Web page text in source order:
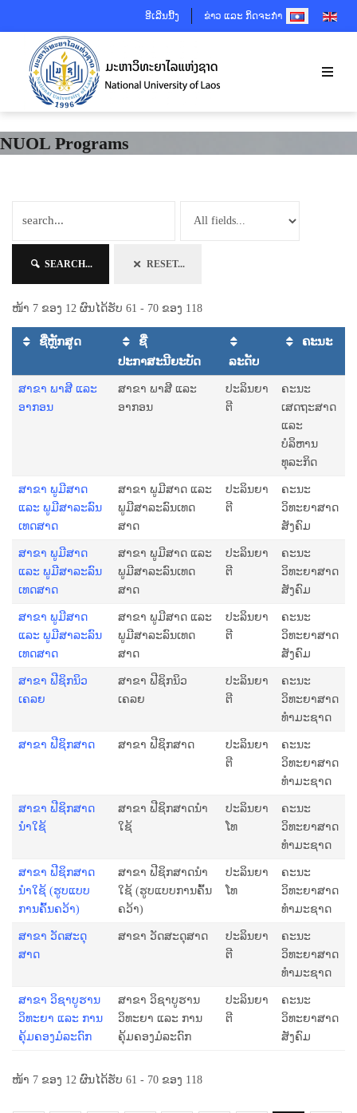
ອີເລີນນີ້ງ ຂ່າວ ແລະ ກິດຈະກຳSELECT YOUR
NUOL Programs
SEARCH... RESET...
ໜ້າ 7 ຂອງ 12 ຜົນໄດ້ຮັບ 61 - 70 ຂອງ 118
ຊື່ຫຼັກສູດ
ຊື່
ປະກາສະນີຍະບັດ
ລະດັບ
ຄະນະ
ສາຂາ ພາສີ ແລະ
ອາກອນ
ສາຂາ ພາສີ ແລະ
ອາກອນ
ປະລິນຍາ
ຕີ
ຄະນະ
ເສດຖະສາດ
ແລະ
ບໍລິຫານ
ທຸລະກິດ
ສາຂາ ພູມີສາດ
ແລະ ພູມີສາລະລົນ
ເທດສາດ
ສາຂາ ພູມີສາດ ແລະ
ພູມີສາລະລົນເທດ
ສາດ
ປະລິນຍາ
ຕີ
ຄະນະ
ວິທະຍາສາດ
ສັງຄົມ
ສາຂາ ພູມີສາດ
ແລະ ພູມີສາລະລົນ
ເທດສາດ
ສາຂາ ພູມີສາດ ແລະ
ພູມີສາລະລົນເທດ
ສາດ
ປະລິນຍາ
ຕີ
ຄະນະ
ວິທະຍາສາດ
ສັງຄົມ
ສາຂາ ພູມີສາດ
ແລະ ພູມີສາລະລົນ
ເທດສາດ
ສາຂາ ພູມີສາດ ແລະ
ພູມີສາລະລົນເທດ
ສາດ
ປະລິນຍາ
ຕີ
ຄະນະ
ວິທະຍາສາດ
ສັງຄົມ
ສາຂາ ຟີຊິກນິວ
ເຄລຍ
ສາຂາ ຟີຊິກນິວ
ເຄລຍ
ປະລິນຍາ
ຕີ
ຄະນະ
ວິທະຍາສາດ
ທຳມະຊາດ
ສາຂາ ຟີຊິກສາດ ສາຂາ ຟີຊິກສາດ
ປະລິນຍາ
ຕີ
ຄະນະ
ວິທະຍາສາດ
ທຳມະຊາດ
ສາຂາ ຟີຊິກສາດ
ນໍາໃຊ້
ສາຂາ ຟີຊິກສາດນໍາ
ໃຊ້
ປະລິນຍາ
ໂທ
ຄະນະ
ວິທະຍາສາດ
ທຳມະຊາດ
ສາຂາ ​ຟີຊິກສາດ
ນໍາໃຊ້ (ຮູບແບບ
ການຄົ້ນຄວ້າ)
ສາຂາ ​ຟີຊິກສາດນໍາ
ໃຊ້ (ຮູບແບບການຄົ້ນ
ຄວ້າ)
ປະລິນຍາ
ໂທ
ຄະນະ
ວິທະຍາສາດ
ທຳມະຊາດ
ສາຂາ ວັດສະດຸ
ສາດ
ສາຂາ ວັດສະດຸສາດ
ປະລິນຍາ
ຕີ
ຄະນະ
ວິທະຍາສາດ
ທຳມະຊາດ
ສາຂາ ວິຊາບູຮານ
ວິທະຍາ ແລະ ການ
ຄຸ້ມຄອງມໍລະດົກ
ສາຂາ ວິຊາບູຮານ
ວິທະຍາ ແລະ ການ
ຄຸ້ມຄອງມໍລະດົກ
ປະລິນຍາ
ຕີ
ຄະນະ
ວິທະຍາສາດ
ສັງຄົມ
ໜ້າ 7 ຂອງ 12 ຜົນໄດ້ຮັບ 61 - 70 ຂອງ 118